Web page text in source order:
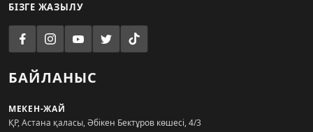
БІЗГЕ ЖАЗЫЛУ
БАЙЛАНЫС
МЕКЕН-ЖАЙ
ҚР, Астана қаласы, Әбікен Бектұров көшесі, 4/3